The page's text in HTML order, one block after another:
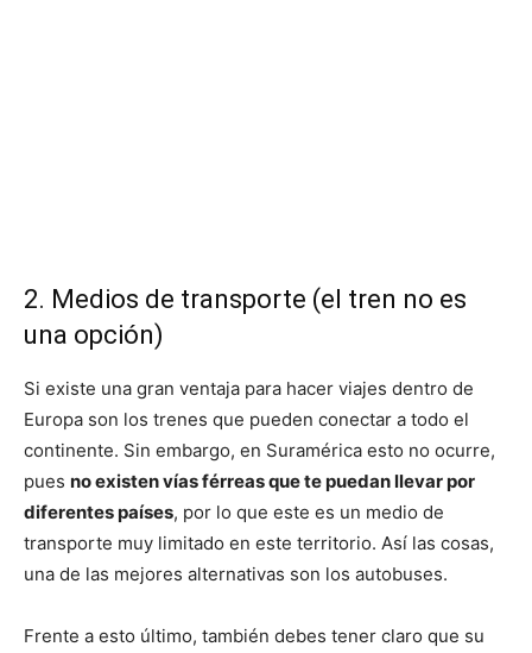
2. Medios de transporte (el tren no es
una opción)
Si existe una gran ventaja para hacer viajes dentro de
Europa son los trenes que pueden conectar a todo el
continente. Sin embargo, en Suramérica esto no ocurre,
pues no existen vías férreas que te puedan llevar por
diferentes países, por lo que este es un medio de
transporte muy limitado en este territorio. Así las cosas,
una de las mejores alternativas son los autobuses.
Frente a esto último, también debes tener claro que su